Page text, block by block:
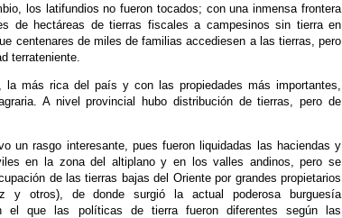
los latifundios no fueron tocados; con una inmensa frontera
de hectáreas de tierras fiscales a campesinos sin tierra en
centenares de miles de familias accediesen a las tierras, pero
terrateniente.
la más rica del país y con las propiedades más importantes,
A nivel provincial hubo distribución de tierras, pero de
un rasgo interesante, pues fueron liquidadas las haciendas y
en la zona del altiplano y en los valles andinos, pero se
de las tierras bajas del Oriente por grandes propietarios
y otros), de donde surgió la actual poderosa burguesía
el que las políticas de tierra fueron diferentes según las